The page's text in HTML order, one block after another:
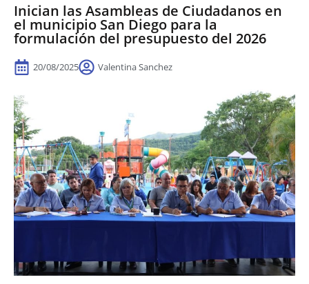
Inician las Asambleas de Ciudadanos en
el municipio San Diego para la
formulación del presupuesto del 2026
20/08/2025 Valentina Sanchez